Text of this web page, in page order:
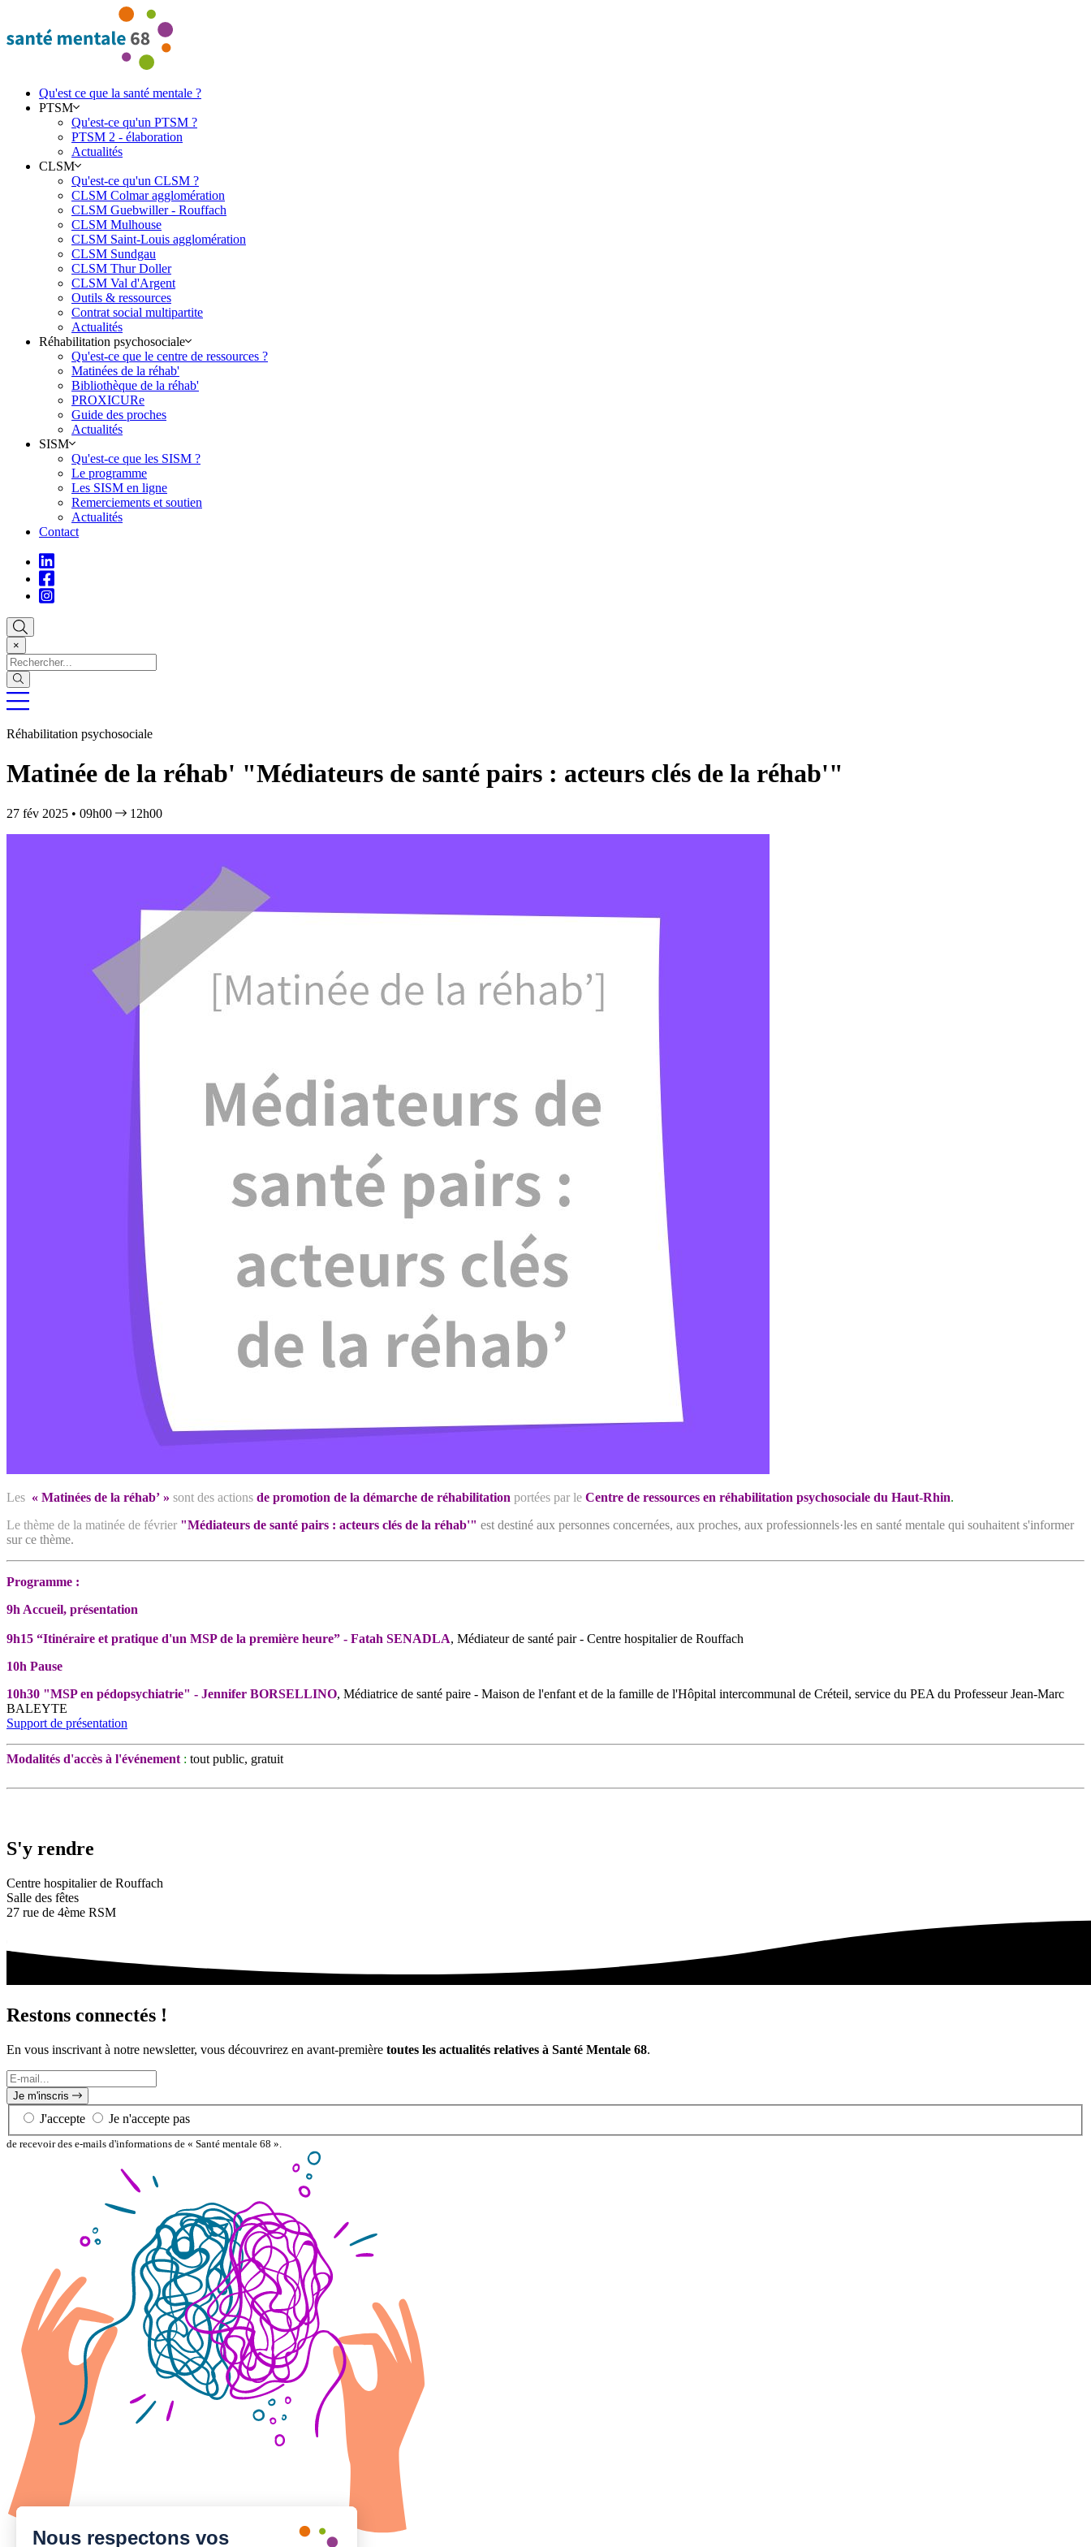
Qu'est ce que la santé mentale ?
PTSM
Qu'est-ce qu'un PTSM ?
PTSM 2 - élaboration
Actualités
CLSM
Qu'est-ce qu'un CLSM ?
CLSM Colmar agglomération
CLSM Guebwiller - Rouffach
CLSM Mulhouse
CLSM Saint-Louis agglomération
CLSM Sundgau
CLSM Thur Doller
CLSM Val d'Argent
Outils & ressources
Contrat social multipartite
Actualités
Réhabilitation psychosociale
Qu'est-ce que le centre de ressources ?
Matinées de la réhab'
Bibliothèque de la réhab'
PROXICURe
Guide des proches
Actualités
SISM
Qu'est-ce que les SISM ?
Le programme
Les SISM en ligne
Remerciements et soutien
Actualités
Contact
×
Réhabilitation psychosociale
Matinée de la réhab' "Médiateurs de santé pairs : acteurs clés de la réhab'"
27 fév 2025 • 09h00 12h00
Les « Matinées de la réhab’ » sont des actions de promotion de la démarche de réhabilitation portées par le Centre de ressources en réhabilitation psychosociale du Haut-Rhin.
Le thème de la matinée de février "Médiateurs de santé pairs : acteurs clés de la réhab'" est destiné aux personnes concernées, aux proches, aux professionnels·les en santé mentale qui souhaitent s'informer
sur ce thème.
Programme :
9h Accueil, présentation
9h15 “Itinéraire et pratique d'un MSP de la première heure” - Fatah SENADLA, Médiateur de santé pair - Centre hospitalier de Rouffach
10h Pause
10h30 "MSP en pédopsychiatrie" - Jennifer BORSELLINO, Médiatrice de santé paire - Maison de l'enfant et de la famille de l'Hôpital intercommunal de Créteil, service du PEA du Professeur Jean-Marc
BALEYTE
Support de présentation
Modalités d'accès à l'événement : tout public, gratuit
S'y rendre
Centre hospitalier de Rouffach
Salle des fêtes
27 rue de 4ème RSM
Restons connectés !
En vous inscrivant à notre newsletter, vous découvrirez en avant-première toutes les actualités relatives à Santé Mentale 68.
E-
mail...
Je m'inscris
J'accepte Je n'accepte pas
de recevoir des e-mails d'informations de « Santé mentale 68 ».
Nous respectons vos